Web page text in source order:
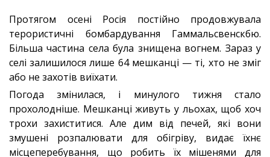
Протягом осені Росія постійно продовжувала
терористичні бомбардування Гаммальсвенскбю.
Більша частина села була знищена вогнем. Зараз у
селі залишилося лише 64 мешканці — ті, хто не зміг
або не захотів виїхати.
Погода змінилася, і минулого тижня стало
прохолодніше. Мешканці живуть у льохах, щоб хоч
трохи захиститися. Але дим від печей, які вони
змушені розпалювати для обігріву, видає їхнє
місцеперебування, що робить їх мішенями для